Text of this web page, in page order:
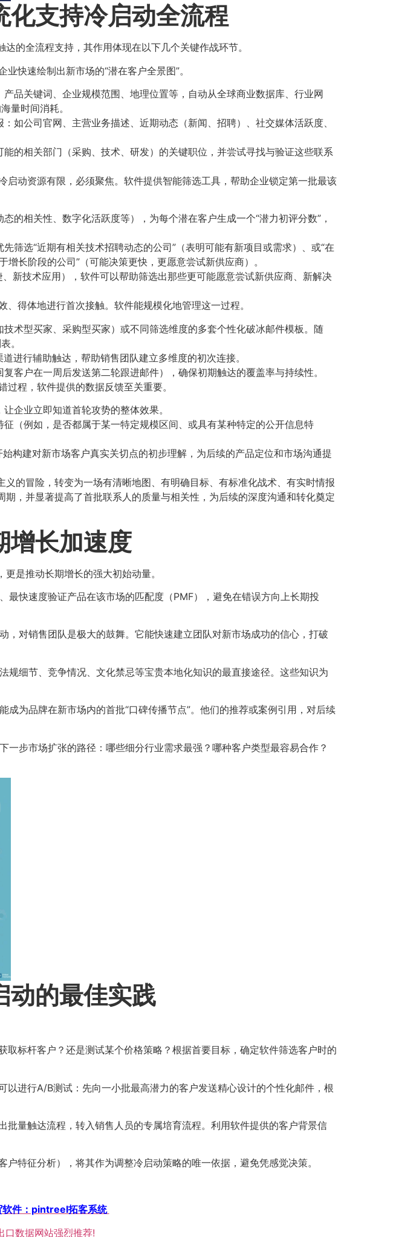
支持冷启动全流程
的全流程支持，其作用体现在以下几个关键作战环节。
快速绘制出新市场的“潜在客户全景图”。
品关键词、企业规模范围、地理位置等，自动从全球商业数据库、行业网
量时间消耗。
如公司官网、主营业务描述、近期动态（新闻、招聘）、社交媒体活跃度、
的相关部门（采购、技术、研发）的关键职位，并尝试寻找与验证这些联系
启动资源有限，必须聚焦。软件提供智能筛选工具，帮助企业锁定第一批最该
的相关性、数字化活跃度等），为每个潜在客户生成一个“潜力初评分数”，
筛选“近期有相关技术招聘动态的公司”（表明可能有新项目或需求）、或“在
长阶段的公司”（可能决策更快，更愿意尝试新供应商）。
新技术应用），软件可以帮助筛选出那些更可能愿意尝试新供应商、新解决
、得体地进行首次接触。软件能规模化地管理这一过程。
术型买家、采购型买家）或不同筛选维度的多套个性化破冰邮件模板。随
。
进行辅助触达，帮助销售团队建立多维度的初次连接。
客户在一周后发送第二轮跟进邮件），确保初期触达的覆盖率与持续性。
过程，软件提供的数据反馈至关重要。
企业立即知道首轮攻势的整体效果。
（例如，是否都属于某一特定规模区间、或具有某种特定的公开信息特
构建对新市场客户真实关切点的初步理解，为后续的产品定位和市场沟通提
的冒险，转变为一场有清晰地图、有明确目标、有标准化战术、有实时情报
期，并显著提高了首批联系人的质量与相关性，为后续的深度沟通和转化奠定
增长加速度
是推动长期增长的强大初始动量。
快速度验证产品在该市场的匹配度（PMF），避免在错误方向上长期投
，对销售团队是极大的鼓舞。它能快速建立团队对新市场成功的信心，打破
规细节、竞争情况、文化禁忌等宝贵本地化知识的最直接途径。这些知识为
成为品牌在新市场内的首批“口碑传播节点”。他们的推荐或案例引用，对后续
步市场扩张的路径：哪些细分行业需求最强？哪种客户类型最容易合作？
动的最佳实践
取标杆客户？还是测试某个价格策略？根据首要目标，确定软件筛选客户时的
以进行A/B测试：先向一小批最高潜力的客户发送精心设计的个性化邮件，根
批量触达流程，转入销售人员的专属培育流程。利用软件提供的客户背景信
特征分析），将其作为调整冷启动策略的唯一依据，避免凭感觉决策。
软件：pintreel拓客系统
口数据网站强烈推荐!